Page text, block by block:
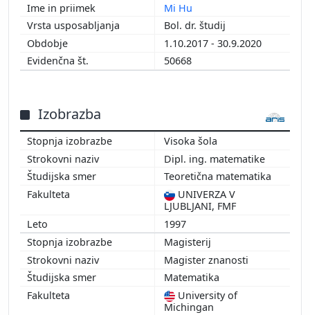
2006
2007
2009
Mi Hu
Bol. dr. študij
1.10.2017 - 30.9.2020
50668
Izobrazba
Visoka šola
Dipl. ing. matematike
Teoretična matematika
UNIVERZA V
LJUBLJANI, FMF
1997
Magisterij
Magister znanosti
Matematika
University of
Michingan